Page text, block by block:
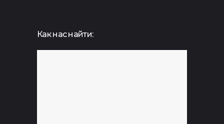
Как нас найти: